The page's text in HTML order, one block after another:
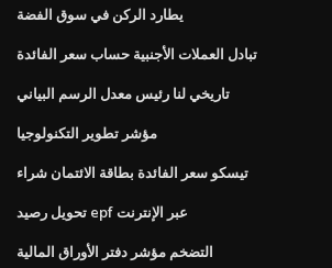
يطارد الركن في سوق الفضة
تبادل العملات الأجنبية حساب سعر الفائدة
تاريخي لنا رئيس معدل الرسم البياني
مؤشر تطوير التكنولوجيا
تيسكو سعر الفائدة بطاقة الائتمان شراء
تحويل رصيد epf عبر الإنترنت
التضخم مؤشر دفتر الأوراق المالية